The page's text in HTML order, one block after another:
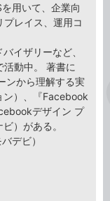
用いて、企業向
レイス、運用コ
イザリーなど、
動中。 著書に
ンから理解する実
ン）、『Facebook
デザイン プ
）がある。
デビ）